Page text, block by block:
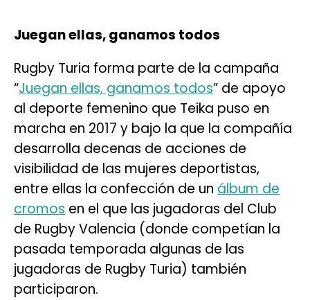
Juegan ellas, ganamos todos
Rugby Turia forma parte de la campaña
“Juegan ellas, ganamos todos” de apoyo
al deporte femenino que Teika puso en
marcha en 2017 y bajo la que la compañía
desarrolla decenas de acciones de
visibilidad de las mujeres deportistas,
entre ellas la confección de un álbum de
cromos en el que las jugadoras del Club
de Rugby Valencia (donde competían la
pasada temporada algunas de las
jugadoras de Rugby Turia) también
participaron.